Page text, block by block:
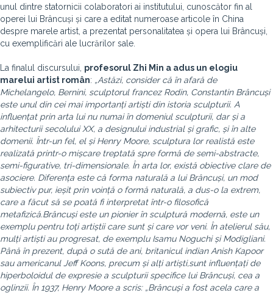
unul dintre statornicii colaboratori ai institutului, cunoscător fin al
operei lui Brâncuși și care a editat numeroase articole în China
despre marele artist, a prezentat personalitatea și opera lui Brâncuși,
cu exemplificări ale lucrărilor sale.
La finalul discursului, profesorul Zhi Min a adus un elogiu
marelui artist român: „Astăzi, consider că în afară de
Michelangelo, Bernini, sculptorul francez Rodin, Constantin Brâncuși
este unul din cei mai importanți artiști din istoria sculpturii. A
influențat prin arta lui nu numai în domeniul sculpturii, dar și a
arhitecturii secolului XX, a designului industrial și grafic, și în alte
domenii. Într-un fel, el și Henry Moore, sculptura lor realistă este
realizată printr-o mișcare treptată spre formă de semi-abstracte,
semi-figurative, tri-dimensionale. În arta lor, există obiective clare de
asociere. Diferența este că forma naturală a lui Brâncuși, un mod
subiectiv pur, ieșit prin voință o formă naturală, a dus-o la extrem,
care a făcut să se poată fi interpretat într-o filosofică
metafizică.Brâncuși este un pionier în sculptură modernă, este un
exemplu pentru toți artiștii care sunt și care vor veni. În atelierul său,
mulți artiști au progresat, de exemplu Isamu Noguchi și Modigliani.
Până în prezent, după o sută de ani, britanicul indian Anish Kapoor
sau americanul Jeff Koons, precum și alți artiști,sunt influențați de
hiperboloidul de expresie a sculpturii specifice lui Brâncuși, cea a
oglinzii. În 1937, Henry Moore a scris: „Brâncuși a fost acela care a